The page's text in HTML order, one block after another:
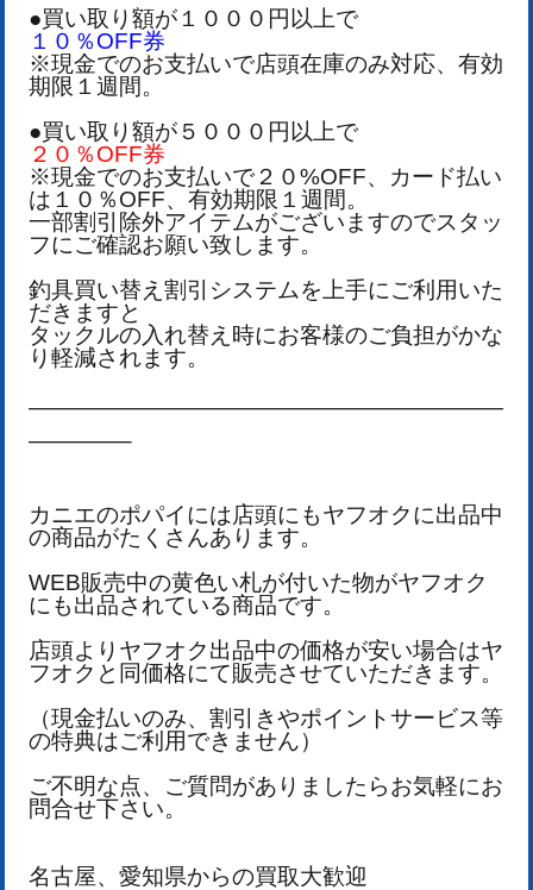
●買い取り額が１０００円以上で
１０％OFF券
※現金でのお支払いで店頭在庫のみ対応、有効
期限１週間。
●買い取り額が５０００円以上で
２０％OFF券
※現金でのお支払いで２０%OFF、カード払い
は１０％OFF、有効期限１週間。
一部割引除外アイテムがございますのでスタッ
フにご確認お願い致します。
釣具買い替え割引システムを上手にご利用いた
だきますと
タックルの入れ替え時にお客様のご負担がかな
り軽減されます。
—————————————————————
————–
カニエのポパイには店頭にもヤフオクに出品中
の商品がたくさんあります。
WEB販売中の黄色い札が付いた物がヤフオク
にも出品されている商品です。
店頭よりヤフオク出品中の価格が安い場合はヤ
フオクと同価格にて販売させていただきます。
（現金払いのみ、割引きやポイントサービス等
の特典はご利用できません）
ご不明な点、ご質問がありましたらお気軽にお
問合せ下さい。
名古屋、愛知県からの買取大歓迎